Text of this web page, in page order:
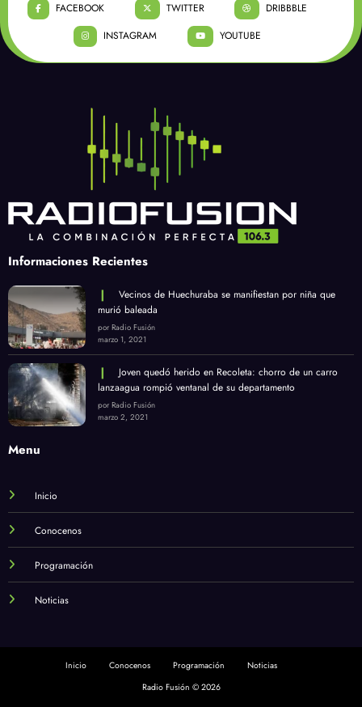
FACEBOOK TWITTER
DRIBBBLE
INSTAGRAM
YOUTUBE
Informaciones Recientes
Vecinos de Huechuraba se manifiestan por niña que
murió baleada
por Radio Fusión
marzo 1, 2021
Joven quedó herido en Recoleta: chorro de un carro
lanzaagua rompió ventanal de su departamento
por Radio Fusión
marzo 2, 2021
Menu
Inicio
Conocenos
Programación
Noticias
Inicio Conocenos Programación
Noticias
Radio Fusión © 2026